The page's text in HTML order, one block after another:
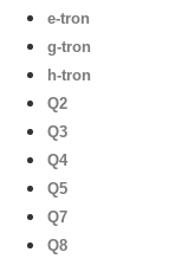
e-tron
g-tron
h-tron
Q2
Q3
Q4
Q5
Q7
Q8